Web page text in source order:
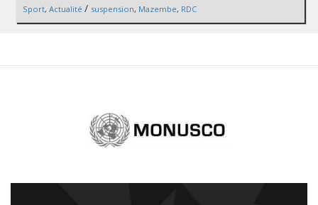
Sport, Actualité / suspension, Mazembe, RDC